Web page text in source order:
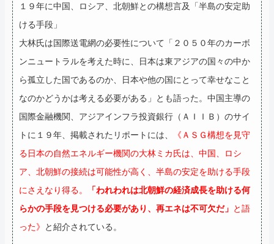
１９年に中国、ロシア、北朝鮮との構想言及「半島の安定助
ける手段」
大林氏は国際送電網の必要性について「２０５０年のカーボ
ンニュートラルを考えた時に、日本は東アジアの国々の中か
ら孤立した国であるのか、日本や他の国にとって幸せなこと
なのかどうかは考える必要がある」とも語った。 中国主導の
国際金融機関、アジアインフラ投資銀行（ＡＩＩＢ）のサイ
トに１９年、掲載されたリポートには、
《ＡＳＧ構想を見守
る日本の自然エネルギー機関の大林ミカ氏は、中国、ロシ
ア、北朝鮮の接続は可能性が高く、半島の安定を助ける手段
にさえなり得る。
「われわれは北朝鮮の経済成長を助ける何
らかの手段を見つける必要があり、再エネは不可欠だ」 と語
った》
と紹介されている。